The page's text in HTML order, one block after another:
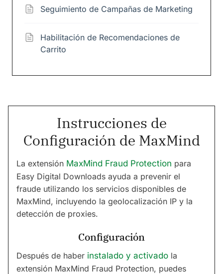
Seguimiento de Campañas de Marketing
Habilitación de Recomendaciones de
Carrito
Instrucciones de
Configuración de MaxMind
La extensión MaxMind Fraud Protection para
Easy Digital Downloads ayuda a prevenir el
fraude utilizando los servicios disponibles de
MaxMind, incluyendo la geolocalización IP y la
detección de proxies.
Configuración
Después de haber instalado y activado la
extensión MaxMind Fraud Protection, puedes